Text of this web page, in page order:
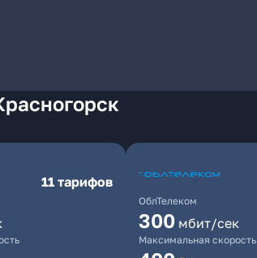
11 тарифов
ОблТелеком
300 мбит/сек
Максимальная скорость